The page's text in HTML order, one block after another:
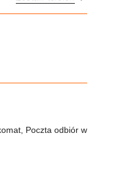
Wyślij
Poczta odbiór w